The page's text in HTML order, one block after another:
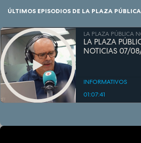
ÚLTIMOS EPISODIOS DE LA PLAZA
LA PLAZA PÚBLICA
LA PLAZA
NOTICIAS 07/
INFORMATIVOS
01:07:41